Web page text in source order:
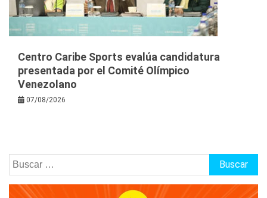
Centro Caribe Sports evalúa candidatura
presentada por el Comité Olímpico
Venezolano
07/08/2026
Buscar: